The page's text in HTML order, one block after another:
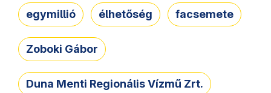
egymillió élhetőség facsemete
Zoboki Gábor
Duna Menti Regionális Vízmű Zrt.